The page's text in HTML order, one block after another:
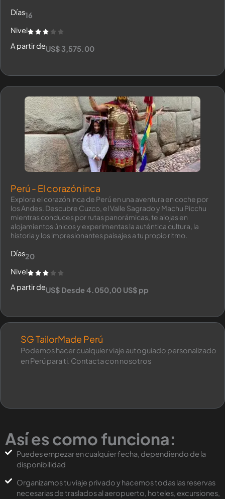
Días16
Nivel
A partir deUS$ 3,575.00
Perú - El corazón inca
Explora el corazón inca de Perú en una aventura en coche por
los Andes. Descubre Cuzco, el Valle Sagrado y Machu Picchu
mientras conduces por rutas panorámicas, te alojas en
alojamientos únicos y experimentas la auténtica cultura, la
historia y los impresionantes paisajes a tu propio ritmo.
Días20
Nivel
A partir deUS$ Desde 4.050,00 US$ pp
SG TailorMade Perú
Podemos hacer cualquier viaje autoguiado personalizado
en Perú para ti. Contacta con nosotros
Así es como funciona:
Puedes empezar en cualquier fecha, dependiendo de la
disponibilidad
Organizamos tu viaje privado y hacemos todas las reservas
necesarias de traslados al aeropuerto, hoteles, excursiones,